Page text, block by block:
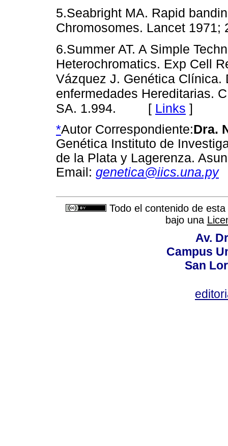
5.Seabright MA. Rapid
Chromosomes. Lancet 1971;
6.Summer AT. A Simple
Heterochromatics. Exp Cell
Vázquez J. Genética
enfermedades Hereditarias.
SA. 1.994. [ Links ]
*Autor Correspondiente:Dra.
Genética Instituto de
de la Plata y Lagerenza.
Email: genetica@iics.una.py
Todo el contenido de
bajo una
Av.
Campus
San